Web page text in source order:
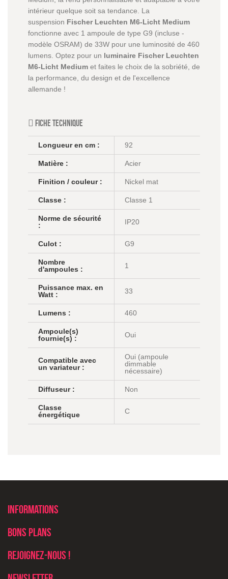
intérieur quelque soit sa tendance. La
suspension Fischer Leuchten M6-Licht Medium
fonctionne avec 1 ampoule de type G9 (incluse -
modèle OSRAM) de 33W pour une luminosité de 460
lumens. Optez pour un luminaire Fischer Leuchten
M6-Licht Medium et faites le choix de la sobriété, de
la performance, du design et de l'excellence
allemande !
Fiche technique
Longueur en cm : 92
Matière : Acier
Finition / couleur : Nickel mat
Classe : Classe 1
Norme de sécurité
:
IP20
Culot : G9
Nombre
d'ampoules :
1
Puissance max. en
Watt :
33
Lumens : 460
Ampoule(s)
fournie(s) :
Oui
Compatible avec
un variateur :
Oui (ampoule
dimmable
nécessaire)
Diffuseur : Non
Classe
énergétique
C
Informations
Bons plans
Rejoignez-nous !